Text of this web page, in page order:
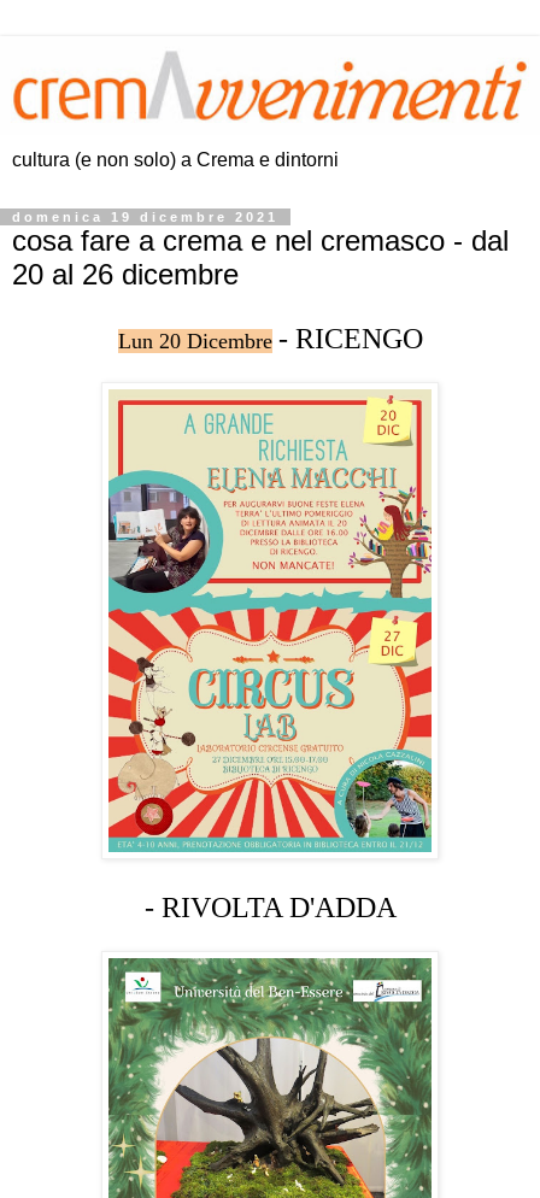
cultura (e non solo) a Crema e dintorni
domenica 19 dicembre 2021
cosa fare a crema e nel cremasco - dal
20 al 26 dicembre
Lun 20 Dicembre - RICENGO
- RIVOLTA D'ADDA